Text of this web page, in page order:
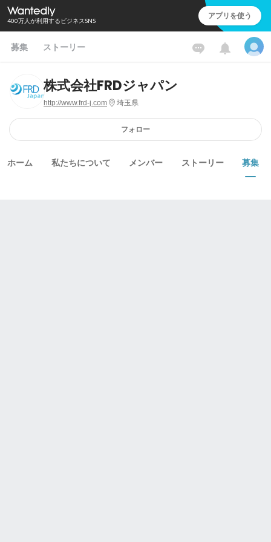
400万人が利用するビジネスSNS アプリを使う
募集 ストーリー
株式会社FRDジャパン
http://www.frd-j.com 埼玉県
フォロー
ホーム 私たちについて メンバー ストーリー 募集